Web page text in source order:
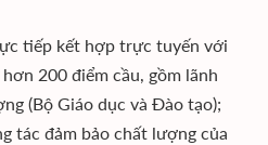
tiếp kết hợp trực tuyến với
200 điểm cầu, gồm lãnh
(Bộ Giáo dục và Đào tạo);
tác đảm bảo chất lượng của